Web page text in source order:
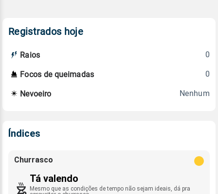
Registrados hoje
Raios 0
Focos de queimadas 0
Nevoeiro Nenhum
Índices
Churrasco
Tá valendo
Mesmo que as condições de tempo não sejam ideais, dá pra